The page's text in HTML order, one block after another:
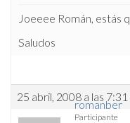
Joeeee Román, estás
Saludos
25 abril, 2008 a las 7:31
romanber
Participante